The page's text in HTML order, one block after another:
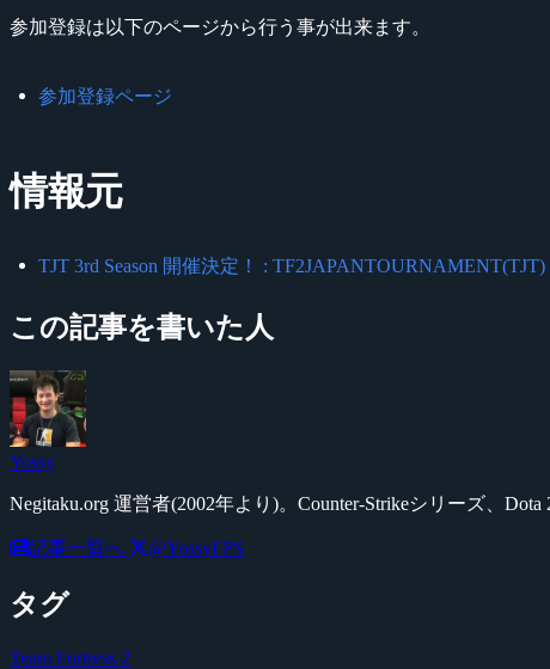
参加登録は以下のページから行う事が出来ます。
参加登録ページ
情報元
TJT 3rd Season 開催決定！ : TF2JAPANTOURNAMENT(TJT)
この記事を書いた人
Yossy
Negitaku.org 運営者(2002年より)。Counter-Strikeシリーズ、
記事一覧へ @YossyFPS
タグ
Team Fortress 2